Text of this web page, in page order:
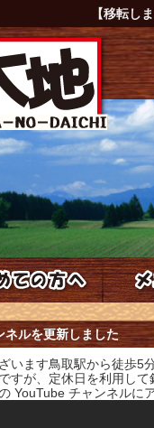
【移転し
方へ メニュー
ルを更新しました
います鳥取駅から徒歩5
すが、定休日を利用して
YouTube チャンネルに